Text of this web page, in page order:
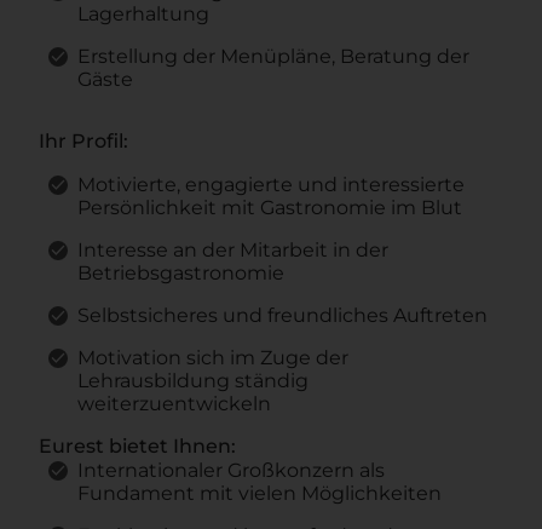
Lagerhaltung
Erstellung der Menüpläne, Beratung der
Gäste
Ihr Profil:
Motivierte, engagierte und interessierte
Persönlichkeit mit Gastronomie im Blut
Interesse an der Mitarbeit in der
Betriebsgastronomie
Selbstsicheres und freundliches Auftreten
Motivation sich im Zuge der
Lehrausbildung ständig
weiterzuentwickeln
Eurest bietet Ihnen:
Internationaler Großkonzern als
Fundament mit vielen Möglichkeiten